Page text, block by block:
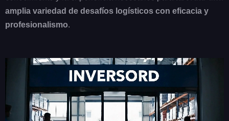
amplia variedad de desafíos logísticos con eficacia y
profesionalismo.